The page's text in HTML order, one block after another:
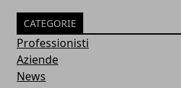
CATEGORIE
Professionisti
Aziende
News